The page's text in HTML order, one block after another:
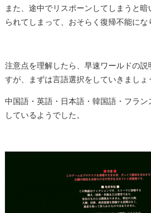
また、途中でリスポーンしてしまうと暗
られてしまって、おそらく復帰不能にな
注意点を理解したら、早速ワールドの説
すが、まずは言語選択をしていきましょ
中国語・英語・日本語・韓国語・フラ
しているようでした。